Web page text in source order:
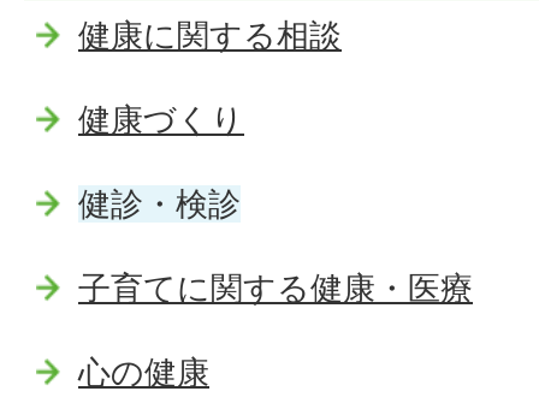
健康に関する相談
健康づくり
健診・検診
子育てに関する健康・医療
心の健康